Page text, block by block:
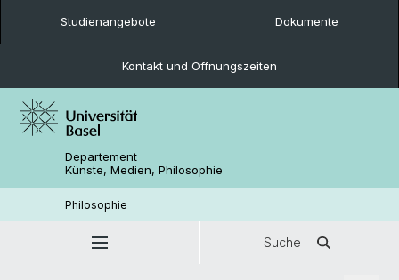
Studienangebote Dokumente
Kontakt und Öffnungszeiten
Departement
Künste, Medien, Philosophie
Philosophie
Suche